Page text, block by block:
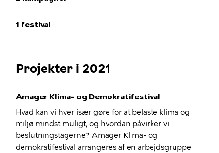
1 festival
Projekter i 2021
Amager Klima- og Demokratifestival
Hvad kan vi hver især gøre for at belaste klima og
miljø mindst muligt, og hvordan påvirker vi
beslutningstagerne? Amager Klima- og
demokratifestival arrangeres af en arbejdsgruppe